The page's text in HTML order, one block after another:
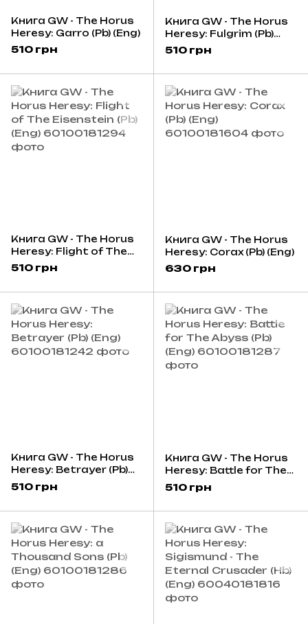
Книга GW - The Horus
Heresy: Garro (Pb) (Eng)
510 грн
Книга GW - The Horus
Heresy: Fulgrim (Pb)
(Eng)
510 грн
Книга GW - The Horus
Heresy: Flight of The
Eisenstein (Pb) (Eng)
510 грн
Книга GW - The Horus
Heresy: Corax (Pb) (Eng)
630 грн
Книга GW - The Horus
Heresy: Betrayer (Pb)
(Eng)
510 грн
Книга GW - The Horus
Heresy: Battle for The
Abyss (Pb) (Eng)
510 грн